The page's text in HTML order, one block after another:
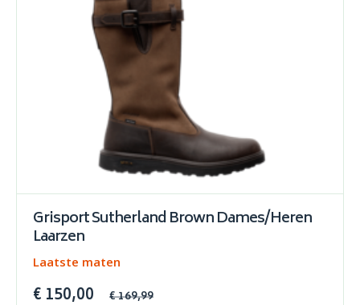
Grisport Sutherland Brown Dames/Heren
Laarzen
Laatste maten
€ 150,00 € 169,99